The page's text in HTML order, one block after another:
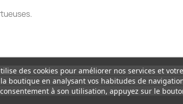
des cookies pour améliorer nos services et votre
boutique en analysant vos habitudes de
à son utilisation, appuyez sur le